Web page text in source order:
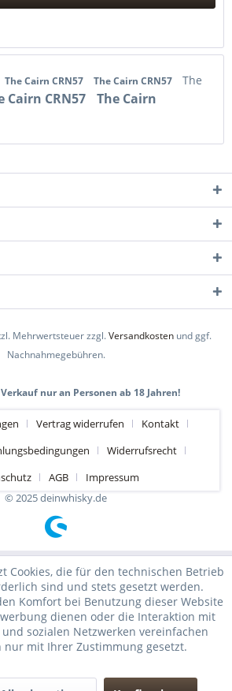
The Cairn CRN57 The Cairn CRN57
The
Cairn CRN57
The Cairn
Mehrwertsteuer zzgl.Versandkosten und ggf.
Nachnahmegebühren.
nur an Personen ab 18 Jahren!
Vertrag widerrufen
Kontakt
Widerrufsrecht
AGB
Impressum
© 2025 deinwhisky.de
Cookies, die für den technischen Betrieb
sind und stets gesetzt werden.
Komfort bei Benutzung dieser Website
dienen oder die Interaktion mit
sozialen Netzwerken vereinfachen
nur mit Ihrer Zustimmung gesetzt.